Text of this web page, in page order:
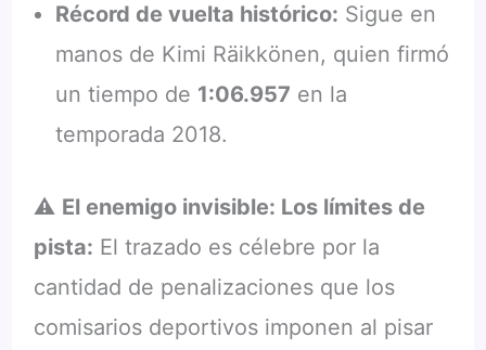
Récord de vuelta histórico: Sigue en
manos de Kimi Räikkönen, quien firmó
un tiempo de 1:06.957 en la
temporada 2018.
⚠️ El enemigo invisible: Los límites de
pista: El trazado es célebre por la
cantidad de penalizaciones que los
comisarios deportivos imponen al pisar